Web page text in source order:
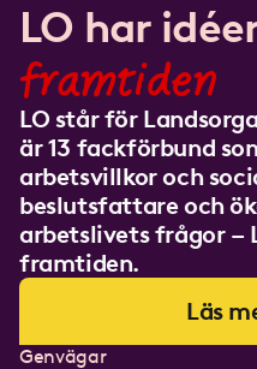
LO har
framtiden
LO står för
är 13 fackförbund
arbetsvillkor och
beslutsfattare och
arbetslivets frågor –
framtiden.
Läs
Genvägar